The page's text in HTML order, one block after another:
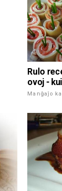
Rulo
ovoj -
Manĝaĵo